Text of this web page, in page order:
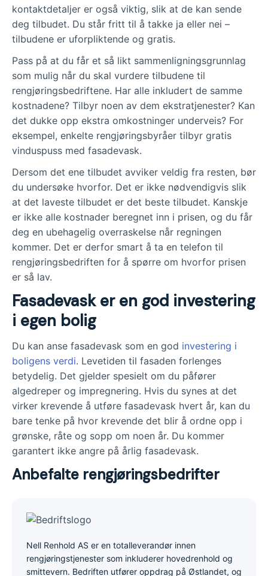
kontaktdetaljer er også viktig, slik at de kan sende
deg tilbudet. Du står fritt til å takke ja eller nei –
tilbudene er uforpliktende og gratis.
Pass på at du får et så likt sammenligningsgrunnlag
som mulig når du skal vurdere tilbudene til
rengjøringsbedriftene. Har alle inkludert de samme
kostnadene? Tilbyr noen av dem ekstratjenester? Kan
det dukke opp ekstra omkostninger underveis? For
eksempel, enkelte rengjøringsbyråer tilbyr gratis
vinduspuss med fasadevask.
Dersom det ene tilbudet avviker veldig fra resten, bør
du undersøke hvorfor. Det er ikke nødvendigvis slik
at det laveste tilbudet er det beste tilbudet. Kanskje
er ikke alle kostnader beregnet inn i prisen, og du får
deg en ubehagelig overraskelse når regningen
kommer. Det er derfor smart å ta en telefon til
rengjøringsbedriften for å spørre om hvorfor prisen
er så lav.
Fasadevask er en god investering
i egen bolig
Du kan anse fasadevask som en god investering i
boligens verdi. Levetiden til fasaden forlenges
betydelig. Det gjelder spesielt om du påfører
algedreper og impregnering. Hvis du synes at det
virker krevende å utføre fasadevask hvert år, kan du
bare tenke på hvor krevende det blir å ordne opp i
grønske, råte og sopp om noen år. Du kommer
garantert ikke angre på årlig fasadevask.
Anbefalte rengjøringsbedrifter
Nell Renhold AS er en totalleverandør innen
rengjøringstjenester som inkluderer hovedrenhold og
smittevern. Bedriften utfører oppdrag på Østlandet, og